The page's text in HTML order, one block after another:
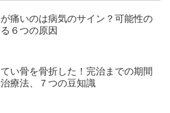
痛いのは病気のサイン？可能性の
６つの原因
い骨を骨折した！完治までの期間
療法、７つの豆知識